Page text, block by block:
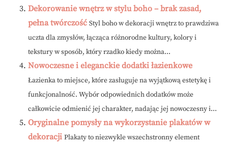
Dekorowanie wnętrz w stylu boho – brak zasad,
pełna twórczość Styl boho w dekoracji wnętrz to prawdziwa
uczta dla zmysłów, łącząca różnorodne kultury, kolory i
tekstury w sposób, który rzadko kiedy można...
Nowoczesne i eleganckie dodatki łazienkowe
Łazienka to miejsce, które zasługuje na wyjątkową estetykę i
funkcjonalność. Wybór odpowiednich dodatków może
całkowicie odmienić jej charakter, nadając jej nowoczesny i...
Oryginalne pomysły na wykorzystanie plakatów w
dekoracji Plakaty to niezwykle wszechstronny element